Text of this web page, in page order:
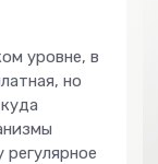
уровне, в
но